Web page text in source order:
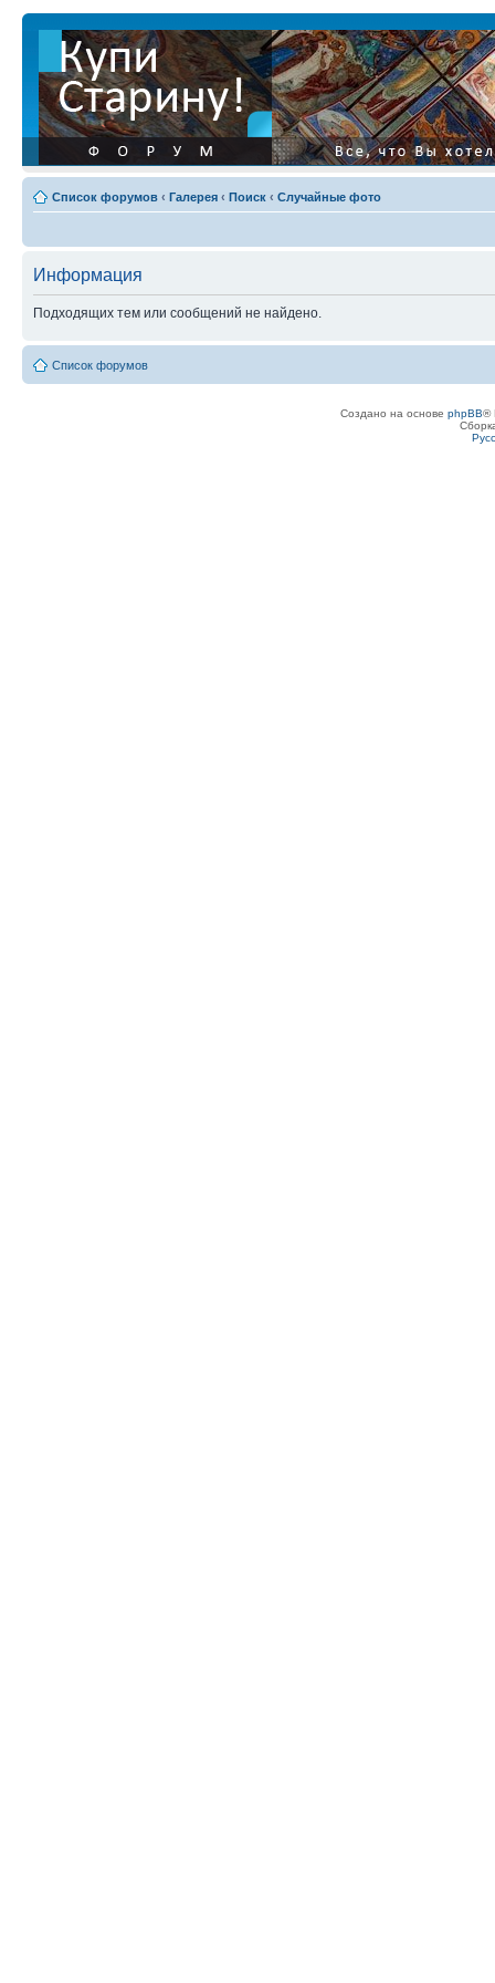
Список форумов ‹ Галерея ‹ Поиск ‹ Случайные фото
Информация
Подходящих тем или сообщений не найдено.
Список форумов
Создано на основе phpBB®